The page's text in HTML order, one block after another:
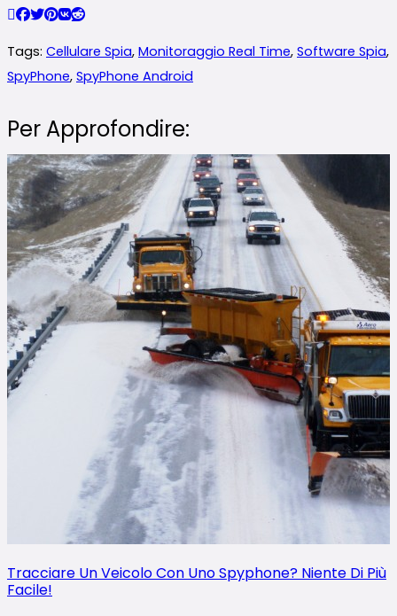
Tags: Cellulare Spia, Monitoraggio Real Time, Software Spia,
SpyPhone, SpyPhone Android
Per Approfondire:
Tracciare Un Veicolo Con Uno Spyphone? Niente Di Più
Facile!